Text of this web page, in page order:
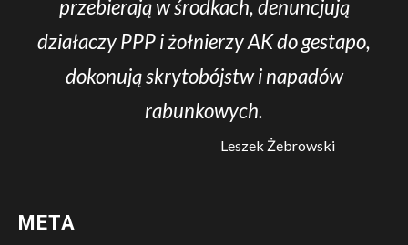
przebierają w środkach, denuncjują
działaczy PPP i żołnierzy AK do gestapo,
dokonują skrytobójstw i napadów
rabunkowych.
Leszek Żebrowski
META